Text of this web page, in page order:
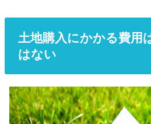
土地購入にかかる費用
はない